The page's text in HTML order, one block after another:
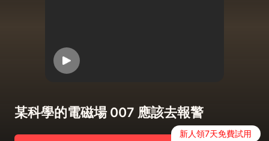
某科學的電磁場 007 應該去報警
新人領7天免費試用